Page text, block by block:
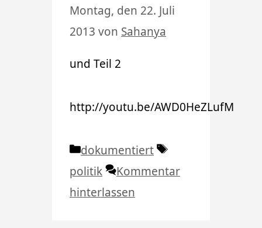
Montag, den 22. Juli
2013 von Sahanya
und Teil 2
http://youtu.be/AWD0HeZLufM
Kategorien
dokumentiert
Schlagwörter
politik
Kommentar
hinterlassen